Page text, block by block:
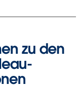
zu den